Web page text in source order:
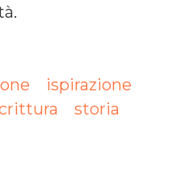
ispirazione
storia